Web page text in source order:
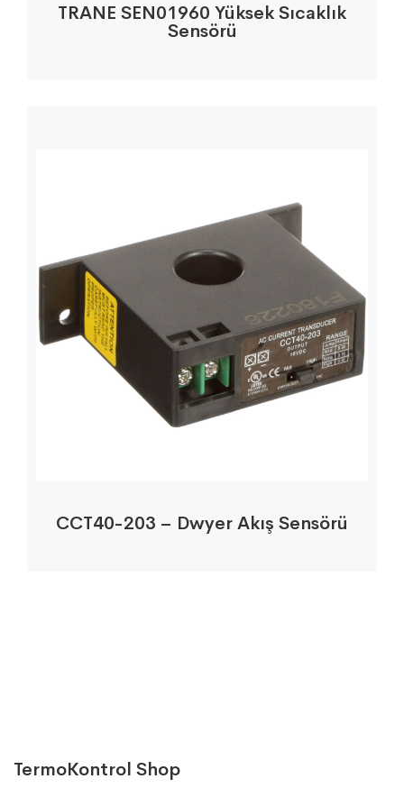
TRANE SEN01960 Yüksek Sıcaklık
Sensörü
CCT40-203 – Dwyer Akış Sensörü
TermoKontrol Shop